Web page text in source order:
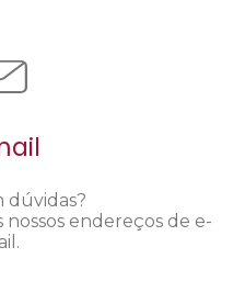
dúvidas?
nossos endereços de e-